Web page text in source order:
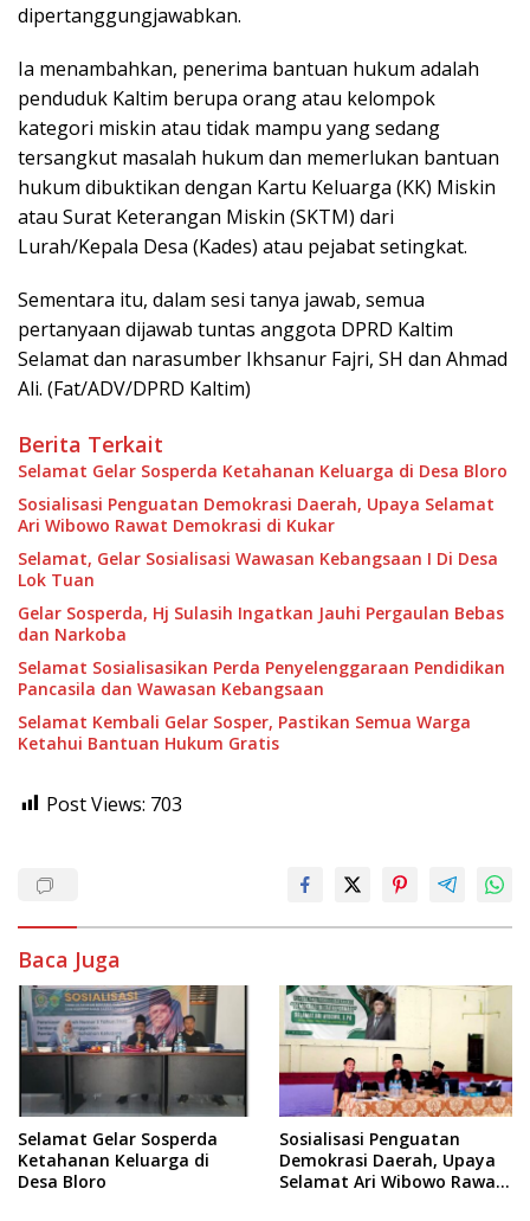
dipertanggungjawabkan.
Ia menambahkan, penerima bantuan hukum adalah
penduduk Kaltim berupa orang atau kelompok
kategori miskin atau tidak mampu yang sedang
tersangkut masalah hukum dan memerlukan bantuan
hukum dibuktikan dengan Kartu Keluarga (KK) Miskin
atau Surat Keterangan Miskin (SKTM) dari
Lurah/Kepala Desa (Kades) atau pejabat setingkat.
Sementara itu, dalam sesi tanya jawab, semua
pertanyaan dijawab tuntas anggota DPRD Kaltim
Selamat dan narasumber Ikhsanur Fajri, SH dan Ahmad
Ali. (Fat/ADV/DPRD Kaltim)
Berita Terkait
Selamat Gelar Sosperda Ketahanan Keluarga di Desa Bloro
Sosialisasi Penguatan Demokrasi Daerah, Upaya Selamat
Ari Wibowo Rawat Demokrasi di Kukar
Selamat, Gelar Sosialisasi Wawasan Kebangsaan I Di Desa
Lok Tuan
Gelar Sosperda, Hj Sulasih Ingatkan Jauhi Pergaulan Bebas
dan Narkoba
Selamat Sosialisasikan Perda Penyelenggaraan Pendidikan
Pancasila dan Wawasan Kebangsaan
Selamat Kembali Gelar Sosper, Pastikan Semua Warga
Ketahui Bantuan Hukum Gratis
Post Views: 703
Baca Juga
Selamat Gelar Sosperda
Ketahanan Keluarga di
Desa Bloro
Sosialisasi Penguatan
Demokrasi Daerah, Upaya
Selamat Ari Wibowo Rawat